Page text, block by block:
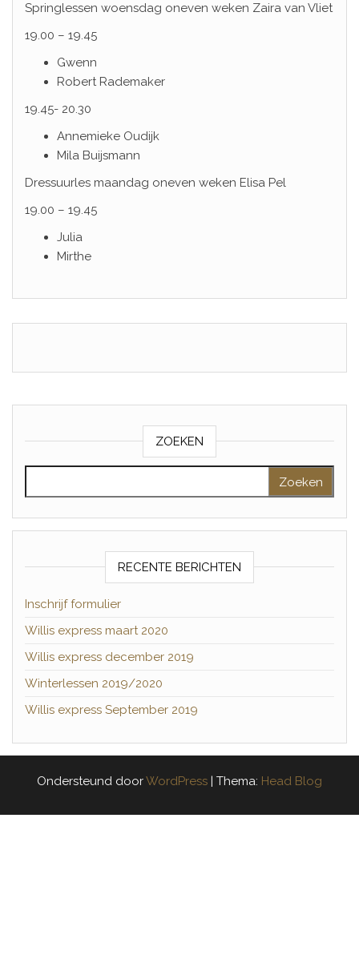
Springlessen woensdag oneven weken Zaira van Vliet
19.00 – 19.45
Gwenn
Robert Rademaker
19.45- 20.30
Annemieke Oudijk
Mila Buijsmann
Dressuurles maandag oneven weken Elisa Pel
19.00 – 19.45
Julia
Mirthe
ZOEKEN
RECENTE BERICHTEN
Inschrijf formulier
Willis express maart 2020
Willis express december 2019
Winterlessen 2019/2020
Willis express September 2019
Ondersteund doorWordPress | Thema: Head Blog